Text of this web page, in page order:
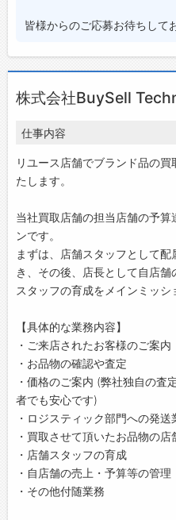
皆様からのご応募お待ちして
株式会社BuySell
仕事内容
リユース店舗でブランド品の
たします。
当社買取店舗の担当店舗の予
ンです。
まずは、店舗スタッフとして
き、その後、店⻑として⾃店
スタッフの育成をメインミッシ
【具体的な業務内容】
・ご来店されたお客様のご案内
・お品物の確認や査定
・価格のご案内 (弊社独自の査
者でも安心です)
・ロジスティック部門への発送
・買取させて頂いたお品物の店
・店舗スタッフの育成
・⾃店舗の売上・予算等の管理
・その他付随業務